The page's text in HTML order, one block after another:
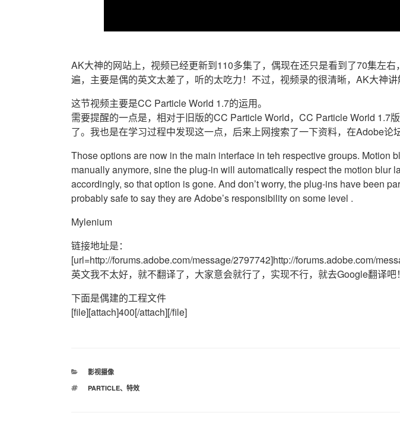
AK大神的网站上，视频已经更新到110多集了，偶现在还只是看到了70集左
遍，主要是偶的英文太差了，听的太吃力！不过，视频录的很清晰，AK大神讲
这节视频主要是CC Particle World 1.7的运用。
需要提醒的一点是，相对于旧版的CC Particle World，CC Particle World 1.7
了。我也是在学习过程中发现这一点，后来上网搜索了一下资料，在Adobe论
Those options are now in the main interface in teh respective groups. Motion
manually anymore, sine the plug-in will automatically respect the motion blur
accordingly, so that option is gone. And don’t worry, the plug-ins have been
probably safe to say they are Adobe’s responsibility on some level .
Mylenium
链接地址是：
[url=http://forums.adobe.com/message/2797742]http://forums.adobe.com/
英文我不太好，就不翻译了，大家意会就行了，实现不行，就去Google翻译吧！
下面是偶建的工程文件
[file][attach]400[/attach][/file]
分
影视摄像
标
PARTICLE、 特效